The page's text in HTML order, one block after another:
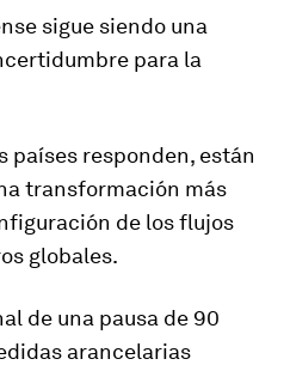
sigue siendo una
para la
países responden, están
transformación más
de los flujos
globales.
de una pausa de 90
arancelarias